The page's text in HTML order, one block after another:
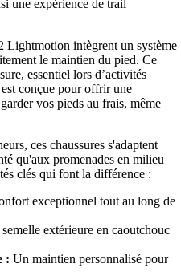
une expérience de trail
Lightmotion intègrent un système
le maintien du pied. Ce
essentiel lors d’activités
conçue pour offrir une
vos pieds au frais, même
ces chaussures s'adaptent
qu'aux promenades en milieu
clés qui font la différence :
exceptionnel tout au long de
extérieure en caoutchouc
: Un maintien personnalisé pour